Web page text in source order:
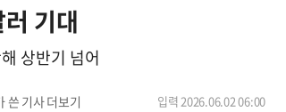
기대
상반기 넘어
쓴 기사 더보기 입력 2026.06.02 06:00